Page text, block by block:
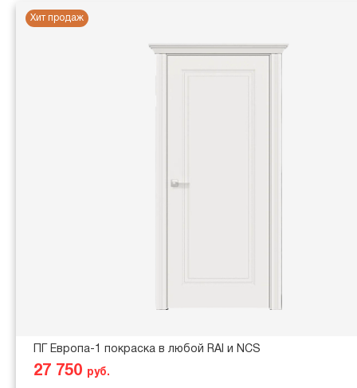
Хит продаж
ПГ Европа-1 покраска в любой RAl и NCS
27 750 руб.